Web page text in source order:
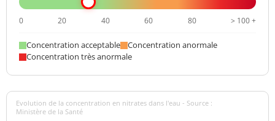
0 20 40 60 80 > 100 +
Concentration acceptable
Concentration anormale
Concentration très anormale
Evolution de la concentration en nitrates dans l'eau - Source :
Ministère de la Santé